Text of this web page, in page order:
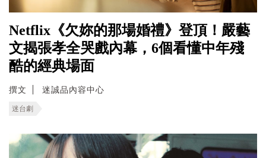
Netflix《欠妳的那場婚禮》登頂！嚴藝
文揭張孝全哭戲內幕，6個看懂中年殘
酷的經典場面
撰文 迷誠品內容中心
迷台劇